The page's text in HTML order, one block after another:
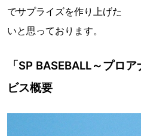
でサプライズを作り上げた
いと思っております。
「SP BASEBALL～プロ
ビス概要